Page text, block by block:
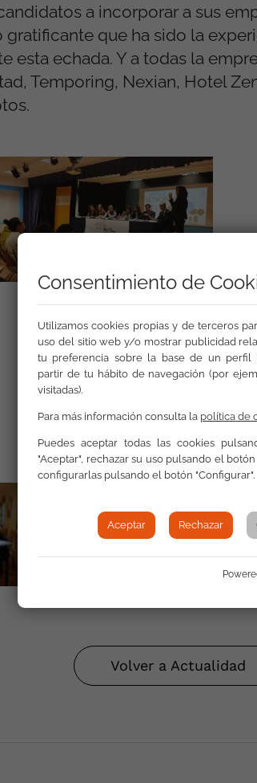
a incorporar a sus
que ha sido la
esta echada. Y a todas la
Temporing, Nexian, Hotel
Volver a Actualidad
Consentimiento de
Utilizamos cookies propias y de terceros
uso del sitio web y/o mostrar publicidad
tu preferencia sobre la base de un perfil
partir de tu hábito de navegación (por
visitadas).
Para más información consulta la política de
Puedes aceptar todas las cookies
"Aceptar", rechazar su uso pulsando el botón
configurarlas pulsando el botón "Configurar".
Aceptar Rechazar